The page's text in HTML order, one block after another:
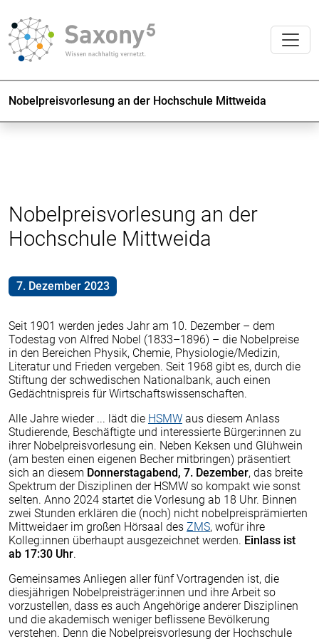
Nobelpreisvorlesung an der Hochschule Mittweida
Nobelpreisvorlesung an der
Hochschule Mittweida
7. Dezember 2023
Seit 1901 werden jedes Jahr am 10. Dezember – dem
Todestag von Alfred Nobel (1833–1896) – die Nobelpreise
in den Bereichen Physik, Chemie, Physiologie/Medizin,
Literatur und Frieden vergeben. Seit 1968 gibt es, durch die
Stiftung der schwedischen Nationalbank, auch einen
Gedächtnispreis für Wirtschaftswissenschaften.
Alle Jahre wieder ... lädt die HSMW aus diesem Anlass
Studierende, Beschäftigte und interessierte Bürger:innen zu
ihrer Nobelpreisvorlesung ein. Neben Keksen und Glühwein
(am besten einen eigenen Becher mitbringen) präsentiert
sich an diesem Donnerstagabend, 7. Dezember, das breite
Spektrum der Disziplinen der HSMW so kompakt wie sonst
selten. Anno 2024 startet die Vorlesung ab 18 Uhr. Binnen
zwei Stunden erklären die (noch) nicht nobelpreisprämierten
Mittweidaer im großen Hörsaal des ZMS, wofür ihre
Kolleg:innen überhaupt ausgezeichnet werden. Einlass ist
ab 17:30 Uhr.
Gemeinsames Anliegen aller fünf Vortragenden ist, die
diesjährigen Nobelpreisträger:innen und ihre Arbeit so
vorzustellen, dass es auch Angehörige anderer Disziplinen
und die akademisch weniger beflissene Bevölkerung
verstehen. Denn die Nobelpreisvorlesung der Hochschule